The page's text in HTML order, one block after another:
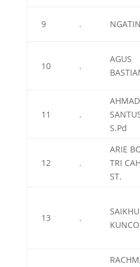
9 .
10 .
AGUS
11 .
S.Pd
12 .
ARIE
TRI
ST.
13 .